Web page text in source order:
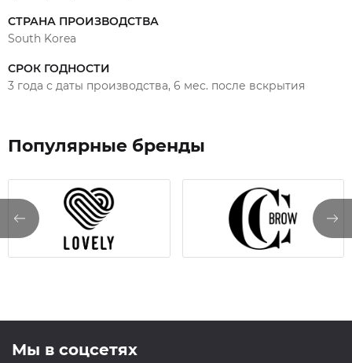
СТРАНА ПРОИЗВОДСТВА
South Korea
СРОК ГОДНОСТИ
3 года с даты производства, 6 мес. после вскрытия
Популярные бренды
Мы в соцсетях